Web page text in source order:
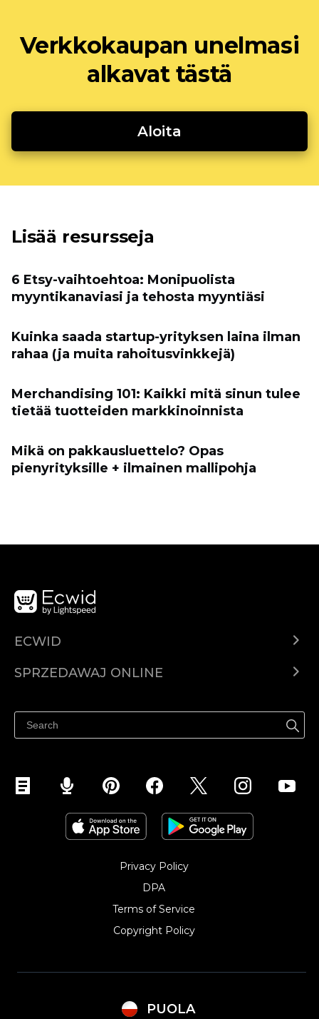
Verkkokaupan unelmasi
alkavat tästä
Aloita
Lisää resursseja
6 Etsy-vaihtoehtoa: Monipuolista
myyntikanaviasi ja tehosta myyntiäsi
Kuinka saada startup-yrityksen laina ilman
rahaa (ja muita rahoitusvinkkejä)
Merchandising 101: Kaikki mitä sinun tulee
tietää tuotteiden markkinoinnista
Mikä on pakkausluettelo? Opas
pienyrityksille + ilmainen mallipohja
ECWID
Cena
SPRZEDAWAJ ONLINE
Sprzedawaj na Facebooku
Sprzedawaj na Instagramie
Privacy Policy
DPA
Terms of Service
Copyright Policy‎
PUOLA